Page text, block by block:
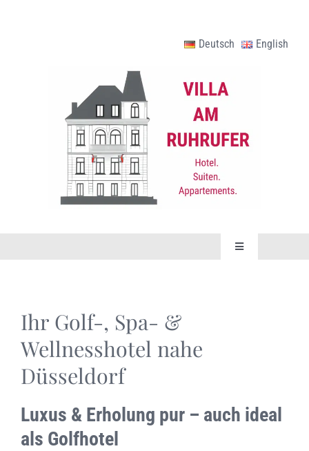
Deutsch English
Toggle
DIE VILLA
SUITEN
APPARTEMENTS
HISTORIE
GOLF
NICE DINING
Ihr Golf-, Spa- &
Wellnesshotel nahe
Düsseldorf
Luxus & Erholung pur – auch ideal
als Golfhotel